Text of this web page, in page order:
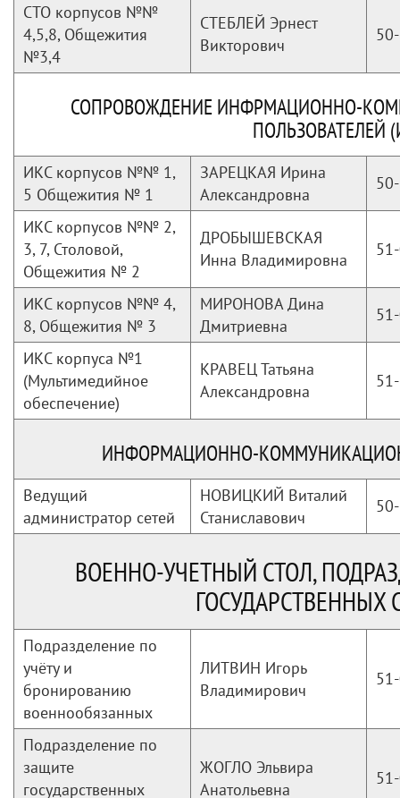
СТО корпусов №№
4,5,8, Общежития
№3,4
СТЕБЛЕЙ Эрнест
Викторович
СОПРОВОЖДЕНИЕ ИНФРМАЦИОННО-
ПОЛЬЗОВАТЕЛЕЙ
ИКС корпусов №№ 1,
5 Общежития № 1
ЗАРЕЦКАЯ Ирина
Александровна
ИКС корпусов №№ 2,
3, 7, Столовой,
Общежития № 2
ДРОБЫШЕВСКАЯ
Инна Владимировна
ИКС корпусов №№ 4,
8, Общежития № 3
МИРОНОВА Дина
Дмитриевна
ИКС корпуса №1
(Мультимедийное
обеспечение)
КРАВЕЦ Татьяна
Александровна
ИНФОРМАЦИОННО-
Ведущий
администратор сетей
НОВИЦКИЙ Виталий
Станиславович
ВОЕННО-УЧЕТНЫЙ СТОЛ,
ГОСУДАРСТВЕННЫХ
Подразделение по
учёту и
бронированию
военнообязанных
ЛИТВИН Игорь
Владимирович
Подразделение по
защите
государственных
ЖОГЛО Эльвира
Анатольевна